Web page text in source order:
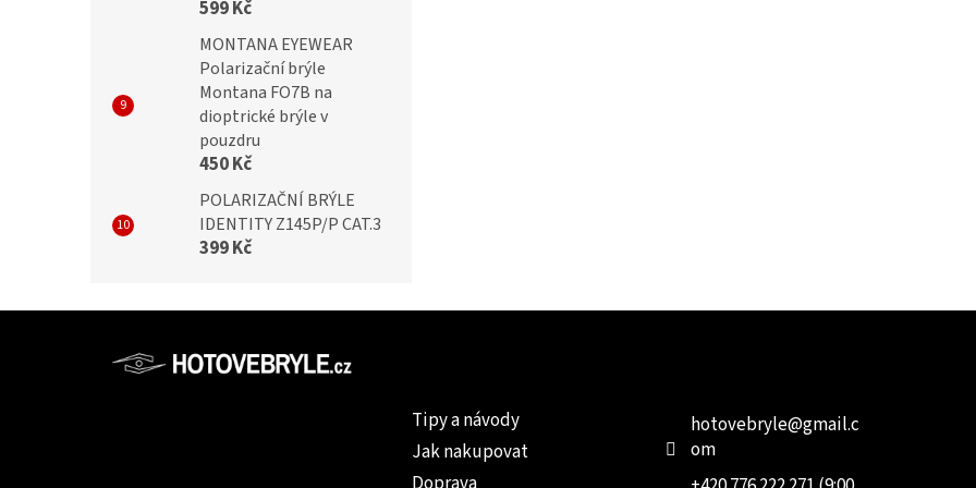
599 Kč
MONTANA EYEWEAR
Polarizační brýle
Montana FO7B na
dioptrické brýle v
pouzdru
450 Kč
POLARIZAČNÍ BRÝLE
IDENTITY Z145P/P CAT.3
399 Kč
Tipy a návody
Jak nakupovat
hotovebryle@gmail.c
om